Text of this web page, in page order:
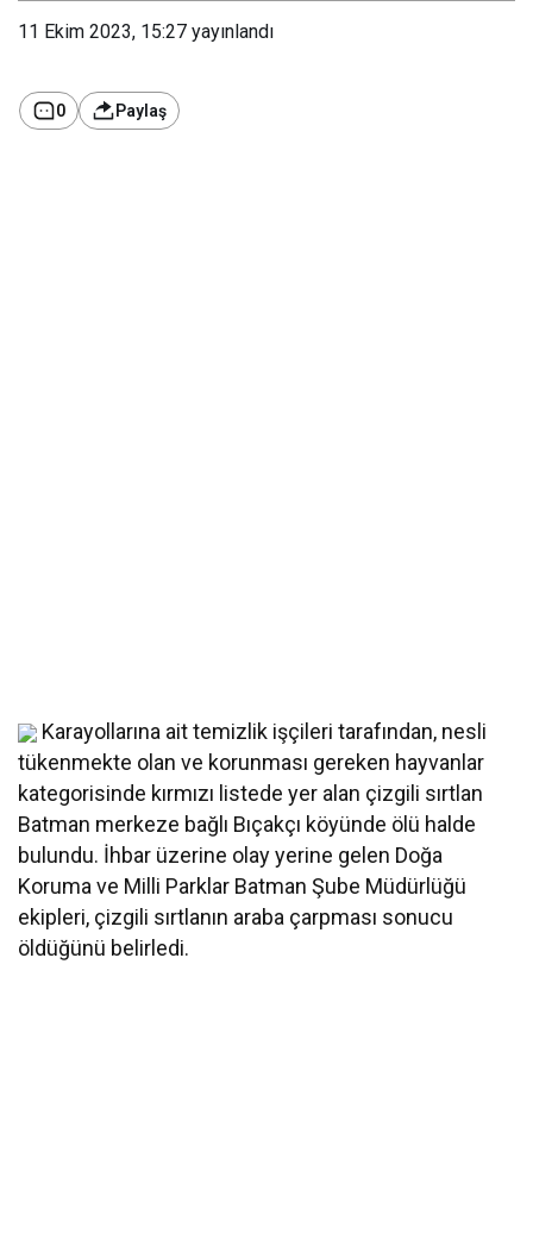
11 Ekim 2023, 15:27 yayınlandı
0 Paylaş
Karayollarına ait temizlik işçileri tarafından, nesli
tükenmekte olan ve korunması gereken hayvanlar
kategorisinde kırmızı listede yer alan çizgili sırtlan
Batman merkeze bağlı Bıçakçı köyünde ölü halde
bulundu. İhbar üzerine olay yerine gelen Doğa
Koruma ve Milli Parklar Batman Şube Müdürlüğü
ekipleri, çizgili sırtlanın araba çarpması sonucu
öldüğünü belirledi.